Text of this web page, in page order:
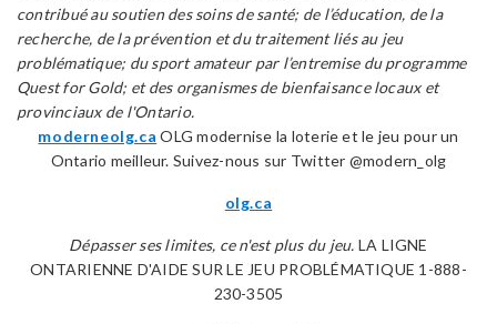
contribué au soutien des soins de santé; de l’éducation, de la
recherche, de la prévention et du traitement liés au jeu
problématique; du sport amateur par l’entremise du programme
Quest for Gold; et des organismes de bienfaisance locaux et
provinciaux de l'Ontario.
moderneolg.ca OLG modernise la loterie et le jeu pour un
Ontario meilleur. Suivez-nous sur Twitter @modern_olg
olg.ca
Dépasser ses limites, ce n'est plus du jeu. LA LIGNE
ONTARIENNE D'AIDE SUR LE JEU PROBLÉMATIQUE 1-888-
230-3505